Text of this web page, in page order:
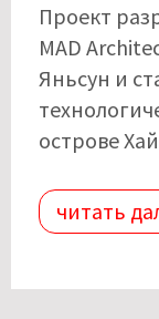
Проект
MAD
Яньсун и
острове
читать